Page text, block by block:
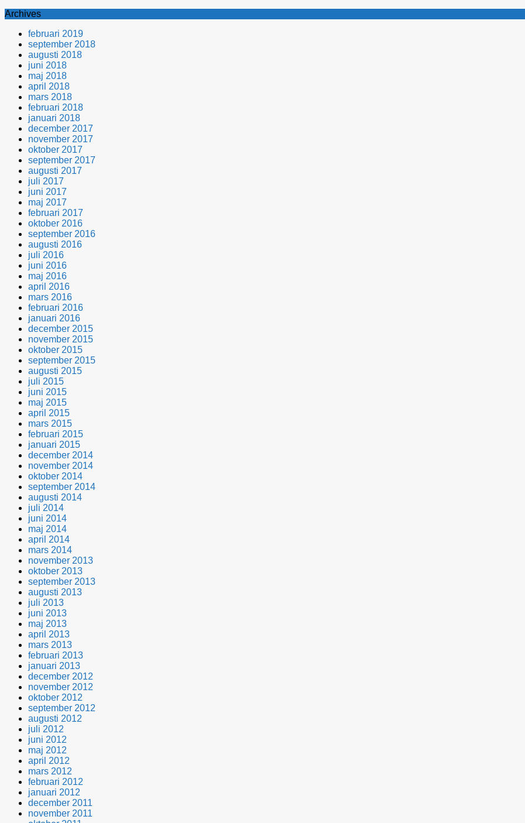
Archives
februari 2019
september 2018
augusti 2018
juni 2018
maj 2018
april 2018
mars 2018
februari 2018
januari 2018
december 2017
november 2017
oktober 2017
september 2017
augusti 2017
juli 2017
juni 2017
maj 2017
februari 2017
oktober 2016
september 2016
augusti 2016
juli 2016
juni 2016
maj 2016
april 2016
mars 2016
februari 2016
januari 2016
december 2015
november 2015
oktober 2015
september 2015
augusti 2015
juli 2015
juni 2015
maj 2015
april 2015
mars 2015
februari 2015
januari 2015
december 2014
november 2014
oktober 2014
september 2014
augusti 2014
juli 2014
juni 2014
maj 2014
april 2014
mars 2014
november 2013
oktober 2013
september 2013
augusti 2013
juli 2013
juni 2013
maj 2013
april 2013
mars 2013
februari 2013
januari 2013
december 2012
november 2012
oktober 2012
september 2012
augusti 2012
juli 2012
juni 2012
maj 2012
april 2012
mars 2012
februari 2012
januari 2012
december 2011
november 2011